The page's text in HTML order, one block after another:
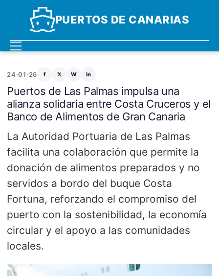
PUERTOS DE CANARIAS
24·01·26 f 𝕏 W in
Puertos de Las Palmas impulsa una
alianza solidaria entre Costa Cruceros y el
Banco de Alimentos de Gran Canaria
La Autoridad Portuaria de Las Palmas
facilita una colaboración que permite la
donación de alimentos preparados y no
servidos a bordo del buque Costa
Fortuna, reforzando el compromiso del
puerto con la sostenibilidad, la economía
circular y el apoyo a las comunidades
locales.